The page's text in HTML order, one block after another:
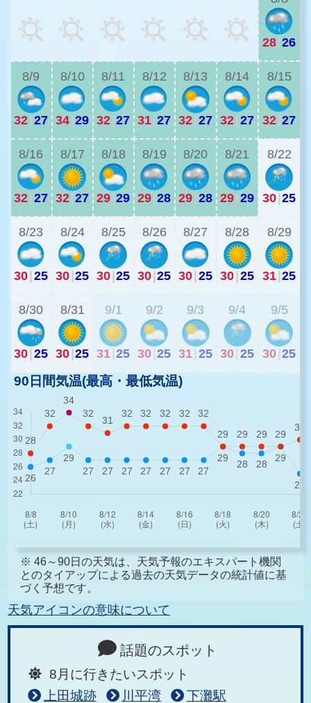
28 26
8/9
32 27
8/10
34 29
8/11
32 27
8/12
31 27
8/13
32 27
8/14
32 27
8/15
32 27
8/16
32 27
8/17
32 27
8/18
29 29
8/19
29 28
8/20
29 28
8/21
29 29
8/22
30 25
8/23
30 25
8/24
30 25
8/25
30 25
8/26
30 25
8/27
30 25
8/28
30 25
8/29
31 25
8/30
30 25
8/31
30 25
9/1
31 25
9/2
30 25
9/3
31 25
9/4
30 25
9/5
30 25
90日間気温(最高・最低気温)
※ 46～90日の天気は、天気予報のエキスパート機関
とのタイアップによる過去の天気データの統計値に基
づく予想です。
天気アイコンの意味について
話題のスポット
8月に行きたいスポット
上田城跡
川平湾
下灘駅